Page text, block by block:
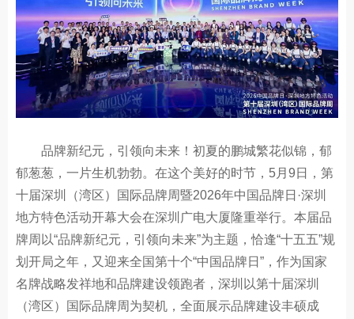
品牌新纪元，引领向未来！初夏的鹏城繁花似锦，郁
郁葱葱，一片生机勃勃。在这个美好的时节，5月9日，第
十届深圳（湾区）国际品牌周暨2026年中国品牌日·深圳
地方特色活动开幕大会在深圳广电大厦隆重举行。本届品
牌周以“品牌新纪元，引领向未来”为主题，恰逢“十五五”规
划开局之年，又迎来全国第十个“中国品牌日”，作为国家
名牌战略发祥地和品牌建设领跑者，深圳以第十届深圳
（湾区）国际品牌周为契机，全面展示品牌建设丰硕成